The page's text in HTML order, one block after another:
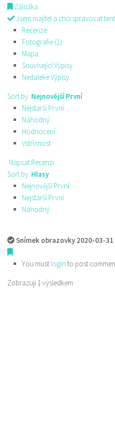
Záložka
Jsem majitel a chci spravovat
Recenze
Fotografie (1)
Mapa
Související Výpisy
Nedaleké Výpisy
Sort by: Nejnovější První
Nejstarší První
Náhodný
Hodnocení
Vstřícnost
Napsat Recenzi
Sort by: Hlasy
Nejnovější První
Nejstarší První
Náhodný
Snímek obrazovky 2020-03-31
You must login to post
Zobrazuji 1 výsledkem